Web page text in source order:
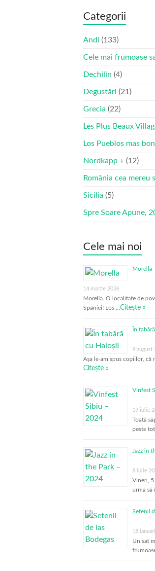
Categorii
Andi (133)
Cele mai frumoase
Dechilin (4)
Degustări (21)
Grecia (22)
Les Plus Beaux
Los Pueblos mas
Nordkapp + (12)
România cea
Sicilia (5)
Spre Soare Apune,
Cele mai noi
Morella
14 martie 2026
Morella. O localitate de
Spaniei! Los … Citește »
În
9 august
Așa le-am spus copiilor, că
Citește »
Vinfest
19 iulie
Toată
peste
Jazz in
8 iulie
Vineri,
urma să
Setenil
18
Un sat